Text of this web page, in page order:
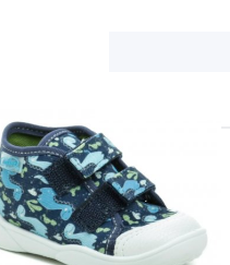
PRODUKTY